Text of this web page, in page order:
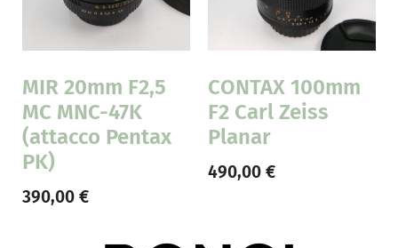
MIR 20mm F2,5
MC MNC-47K
(attacco Pentax
PK)
390,00 €
CONTAX 100mm
F2 Carl Zeiss
Planar
490,00 €